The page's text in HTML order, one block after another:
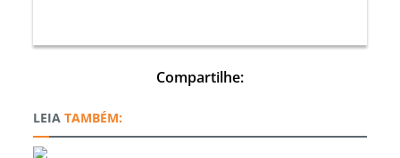
Compartilhe:
TAMBÉM: